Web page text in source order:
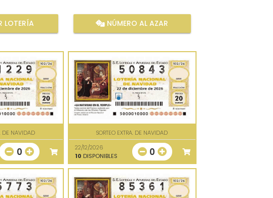
LOTERÍA NÚMERO AL AZAR
DE NAVIDAD
0
SORTEO EXTRA. DE NAVIDAD
22/12/2026
10 DISPONIBLES 0